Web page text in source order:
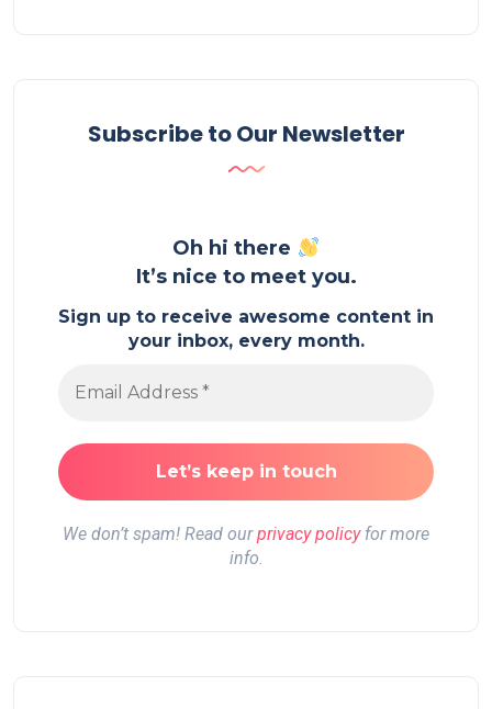
Subscribe to Our Newsletter
Oh hi there
It’s nice to meet you.
Sign up to receive awesome content in
your inbox, every month.
We don’t spam! Read ourprivacy policyfor more
info.